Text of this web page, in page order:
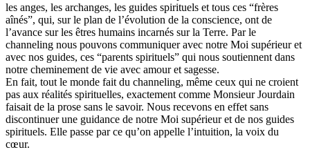
les anges, les archanges, les guides spirituels et tous ces “frères
aînés”, qui, sur le plan de l’évolution de la conscience, ont de
l’avance sur les êtres humains incarnés sur la Terre. Par le
channeling nous pouvons communiquer avec notre Moi supérieur et
avec nos guides, ces “parents spirituels” qui nous soutiennent dans
notre cheminement de vie avec amour et sagesse.
En fait, tout le monde fait du channeling, même ceux qui ne croient
pas aux réalités spirituelles, exactement comme Monsieur Jourdain
faisait de la prose sans le savoir. Nous recevons en effet sans
discontinuer une guidance de notre Moi supérieur et de nos guides
spirituels. Elle passe par ce qu’on appelle l’intuition, la voix du
cœur.